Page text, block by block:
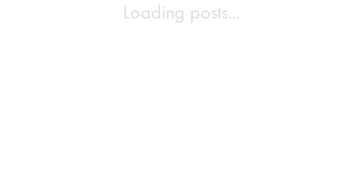
Loading posts...